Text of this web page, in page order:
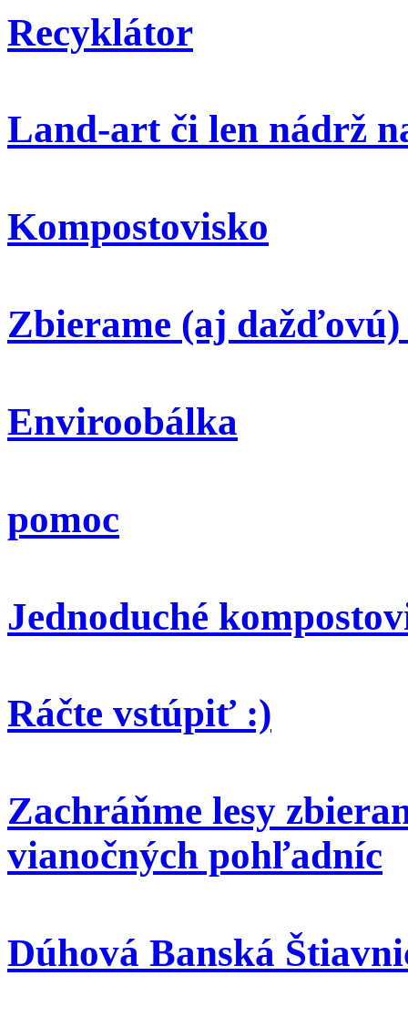
Recyklátor
Land-art či len nádrž
Kompostovisko
Zbierame (aj
Enviroobálka
pomoc
Jednoduché
Ráčte vstúpiť :)
Zachráňme lesy
vianočných pohľadníc
Dúhová Banská